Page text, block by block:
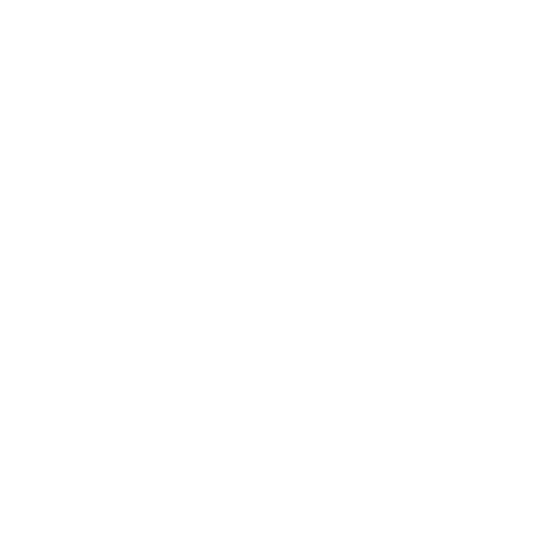
mai sus, o spălare de bani acolo, că doar nu verifică nimeni. sau